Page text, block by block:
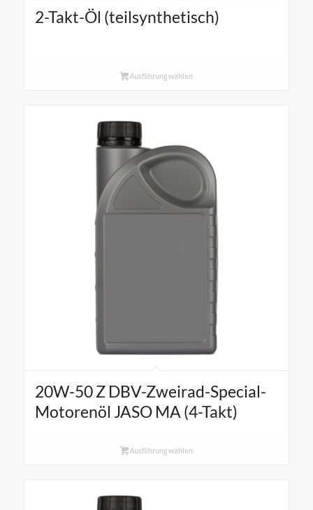
2-Takt-Öl (teilsynthetisch)
Ausführung wählen
20W-50 Z DBV-Zweirad-Special-
Motorenöl JASO MA (4-Takt)
Ausführung wählen